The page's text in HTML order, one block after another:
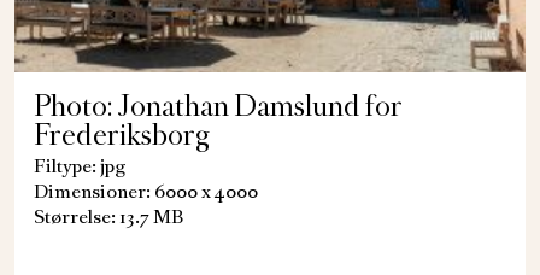
Photo: Jonathan Damslund for
Frederiksborg
Filtype: jpg
Dimensioner: 6000 x 4000
Størrelse: 13.7 MB